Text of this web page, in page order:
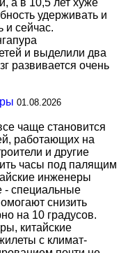
а в 10,5 лет хуже
удерживать и
и сейчас.
и выделили два
развивается очень
01.08.2026
чаще становится
работающих на
и другие
часы под палящим
инженеры
- специальные
снизить
на 10 градусов.
китайские
с климат-